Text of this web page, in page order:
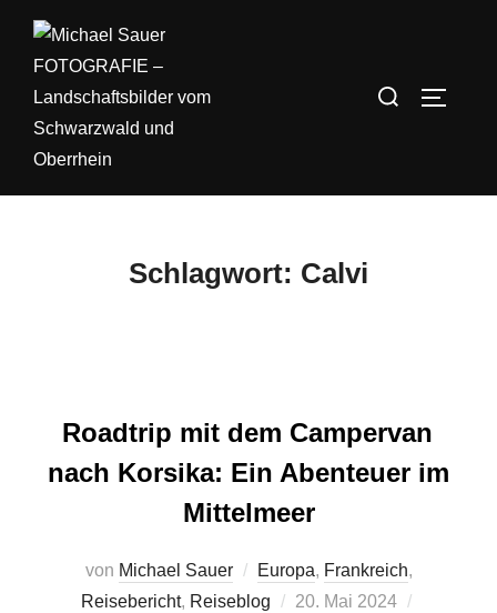
springen
Suchen
Schlagwort: Calvi
Roadtrip mit dem Campervan
nach Korsika: Ein Abenteuer im
Mittelmeer
von Michael Sauer Europa, Frankreich,
Reisebericht, Reiseblog
Veröffentlicht
20. Mai 2024